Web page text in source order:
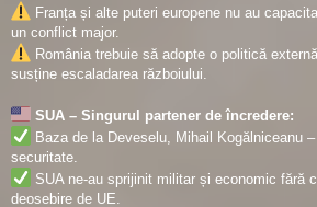
Franța și alte puteri europene nu au
un conflict major.
România trebuie să adopte o politică
susține escaladarea războiului.
SUA – Singurul partener de încredere:
Baza de la Deveselu, Mihail Kogălniceanu
securitate.
SUA ne-au sprijinit militar și economic fără
deosebire de UE.